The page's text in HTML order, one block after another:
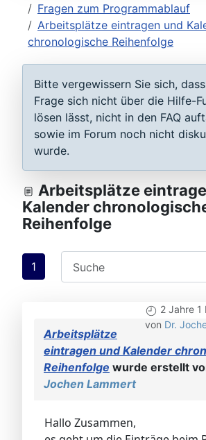
Fragen zum Programmablauf
Arbeitsplätze eintragen und
chronologische Reihenfolge
Bitte vergewissern Sie sich,
Frage sich nicht über die Hilfe-
lösen lässt, nicht in den FAQ
sowie im Forum noch nicht
wurde.
Arbeitsplätze
Kalender
Reihenfolge
1
2 Jahre 1
von Dr.
Arbeitsplätze
eintragen und Kalender
Reihenfolge wurde erstellt
Jochen Lammert
Hallo Zusammen,